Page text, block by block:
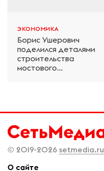
ЭКОНОМИКА
Борис Ушерович
поделился деталями
строительства
мостового
© 2019-2026 setmedia.ru
О сайте